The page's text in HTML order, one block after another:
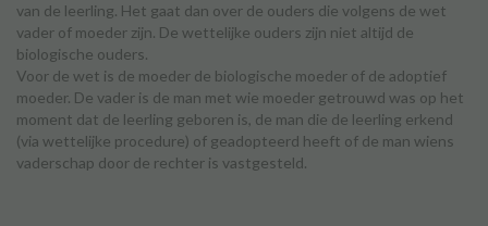
van de leerling. Het gaat dan over de ouders die volgens de wet
vader of moeder zijn. De wettelijke ouders zijn niet altijd de
biologische ouders.
Voor de wet is de moeder de biologische moeder of de adoptief
moeder. De vader is de man met wie moeder getrouwd was op het
moment dat de leerling geboren is, de man die de leerling erkend
(via wettelijke procedure) of geadopteerd heeft of de man wiens
vaderschap door de rechter is vastgesteld.